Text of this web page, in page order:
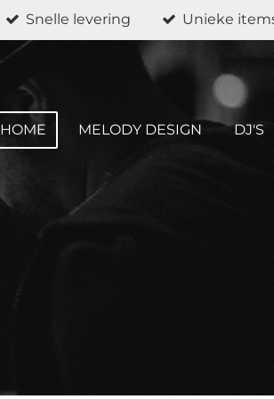
Snelle levering Unieke
HOME MELODY DESIGN DJ'S